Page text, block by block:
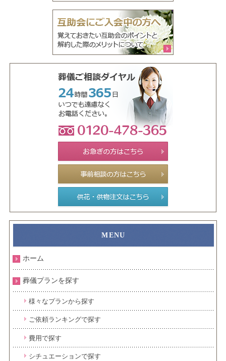
ホーム
葬儀プランを探す
様々なプランから探す
ご依頼ランキングで探す
費用で探す
シチュエーションで探す